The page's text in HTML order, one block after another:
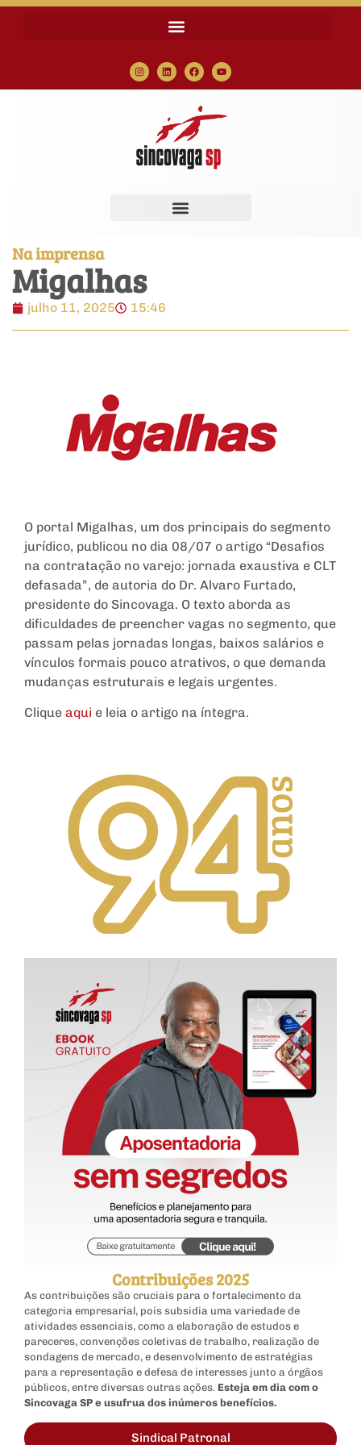
Na imprensa
Migalhas
julho 11, 2025 15:46
O portal Migalhas, um dos principais do segmento
jurídico, publicou no dia 08/07 o artigo “Desafios
na contratação no varejo: jornada exaustiva e CLT
defasada”, de autoria do Dr. Alvaro Furtado,
presidente do Sincovaga. O texto aborda as
dificuldades de preencher vagas no segmento, que
passam pelas jornadas longas, baixos salários e
vínculos formais pouco atrativos, o que demanda
mudanças estruturais e legais urgentes.
Clique aqui e leia o artigo na íntegra.
Contribuições 2025
As contribuições são cruciais para o fortalecimento da
categoria empresarial, pois subsidia uma variedade de
atividades essenciais, como a elaboração de estudos e
pareceres, convenções coletivas de trabalho, realização de
sondagens de mercado, e desenvolvimento de estratégias
para a representação e defesa de interesses junto a órgãos
públicos, entre diversas outras ações. Esteja em dia com o
Sincovaga SP e usufrua dos inúmeros benefícios.
Sindical Patronal